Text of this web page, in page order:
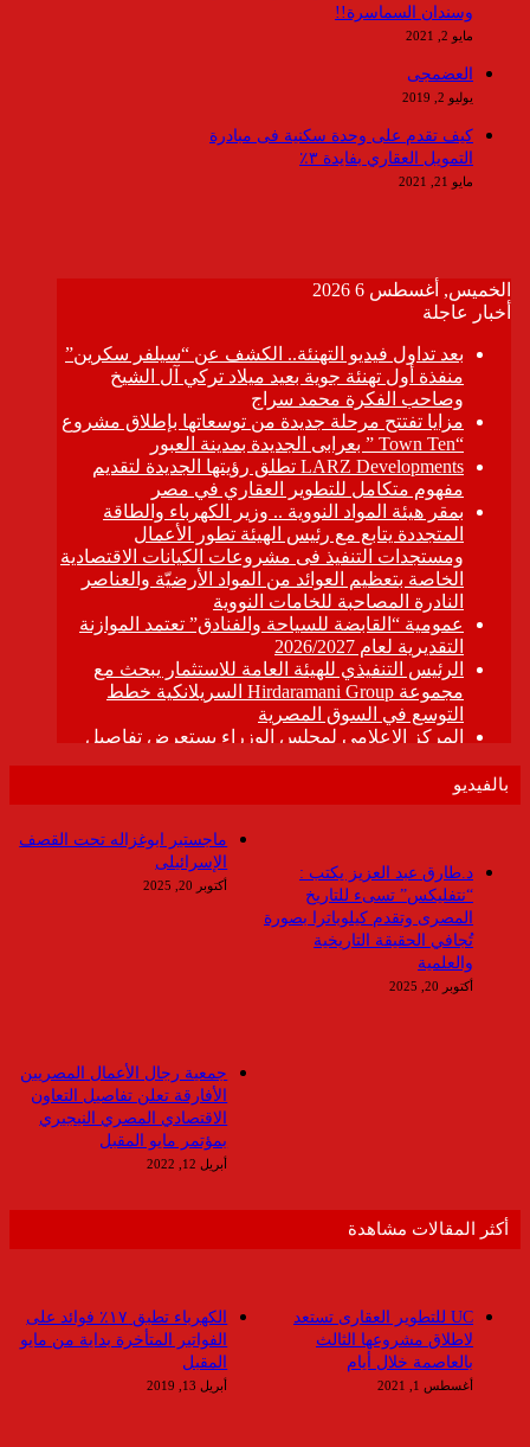
وسندان السماسرة!!
مايو 2, 2021
العضمجى
يوليو 2, 2019
كيف تقدم على وحدة سكنية فى مبادرة
التمويل العقاري بفايدة ٣٪
مايو 21, 2021
بالفيديو
ماجستير ابوغزاله تحت القصف
الإسرائيلى
أكتوبر 20, 2025
د.طارق عبد العزيز يكتب :
“نتفليكس” تسىء للتاريخ
المصرى وتقدم كيلوباترا بصورة
تُجافي الحقيقة التاريخية
والعلمية
أكتوبر 20, 2025
جمعية رجال الأعمال المصريين
الأفارقة تعلن تفاصيل التعاون
الاقتصادي المصري النيجيري
بمؤتمر مايو المقبل
أبريل 12, 2022
أكثر المقالات مشاهدة
الكهرباء تطبق ١٧٪ فوائد على
الفواتير المتأخرة بداية من مايو
المقبل
أبريل 13, 2019
UC للتطوير العقارى تستعد
لاطلاق مشروعها الثالث
بالعاصمة خلال أيام
أغسطس 1, 2021